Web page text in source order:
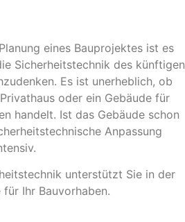
eines Bauprojektes ist es
Sicherheitstechnik des künftigen
Es ist unerheblich, ob
oder ein Gebäude für
handelt. Ist das Gebäude schon
Anpassung
unterstützt Sie in der
für Ihr Bauvorhaben.